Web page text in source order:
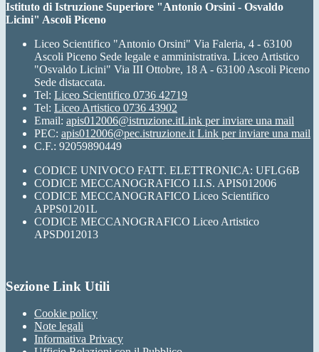
Istituto di Istruzione Superiore "Antonio Orsini - Osvaldo
Licini" Ascoli Piceno
Liceo Scientifico "Antonio Orsini" Via Faleria, 4 - 63100
Ascoli Piceno Sede legale e amministrativa. Liceo Artistico
"Osvaldo Licini" Via III Ottobre, 18 A - 63100 Ascoli Piceno
Sede distaccata.
Tel: Liceo Scientifico 0736 42719
Tel: Liceo Artistico 0736 43902
Email: apis012006@istruzione.itLink per inviare una mail
PEC: apis012006@pec.istruzione.it Link per inviare una mail
C.F.: 92059890449
CODICE UNIVOCO FATT. ELETTRONICA: UFLG6B
CODICE MECCANOGRAFICO I.I.S. APIS012006
CODICE MECCANOGRAFICO Liceo Scientifico
APPS01201L
CODICE MECCANOGRAFICO Liceo Artistico
APSD012013
Sezione Link Utili
Cookie policy
Note legali
Informativa Privacy